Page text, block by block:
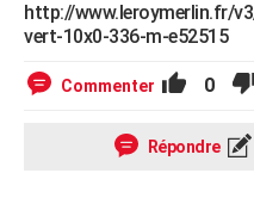
http://www.leroymerlin.fr/
vert-10x0-336-m-e52515
Commenter 0
Répondre